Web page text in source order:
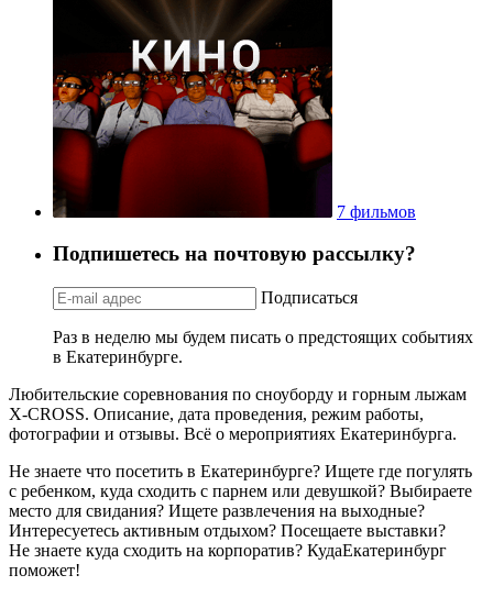
7 фильмов
Подпишетесь на почтовую рассылку?
Подписаться
Раз в неделю мы будем писать о предстоящих событиях
в Екатеринбурге.
Любительские соревнования по сноуборду и горным лыжам
X-CROSS. Описание, дата проведения, режим работы,
фотографии и отзывы. Всё о мероприятиях Екатеринбурга.
Не знаете что посетить в Екатеринбурге? Ищете где погулять
с ребенком, куда сходить с парнем или девушкой? Выбираете
место для свидания? Ищете развлечения на выходные?
Интересуетесь активным отдыхом? Посещаете выставки?
Не знаете куда сходить на корпоратив? КудаЕкатеринбург
поможет!